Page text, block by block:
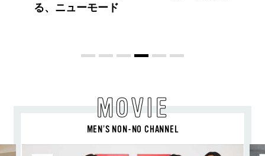
コントラストとレイヤードの先に。装う
MOVIE
MEN’S NON-NO CHANNEL